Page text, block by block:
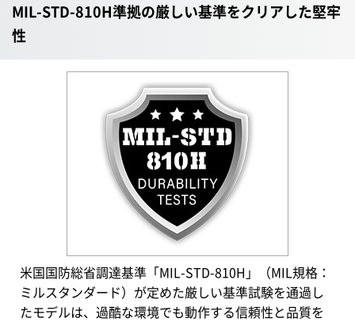
MIL-STD-810H準拠の厳しい基準をクリアした堅牢
性
米国国防総省調達基準「MIL-STD-810H」（MIL規格：
ミルスタンダード）が定めた厳しい基準試験を通過し
たモデルは、過酷な環境でも動作する信頼性と品質を